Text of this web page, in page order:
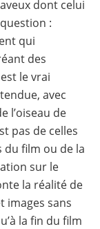
dont celui
:
qui
des
le vrai
avec
l’oiseau de
pas de celles
du film ou de la
sur le
la réalité de
images sans
la fin du film